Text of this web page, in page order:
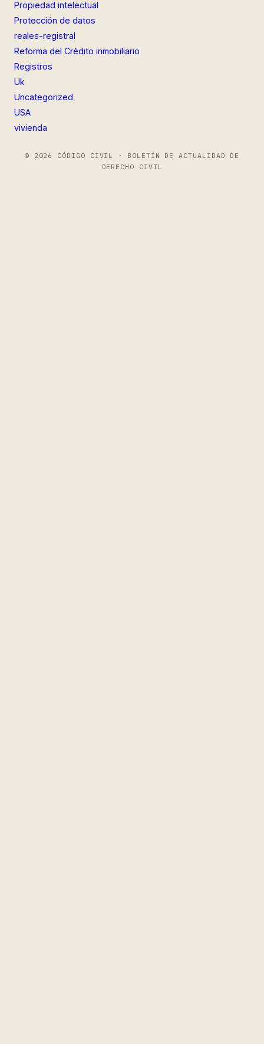
Propiedad intelectual
Protección de datos
reales-registral
Reforma del Crédito inmobiliario
Registros
Uk
Uncategorized
USA
vivienda
© 2026 CÓDIGO CIVIL · BOLETÍN DE ACTUALIDAD DE
DERECHO CIVIL